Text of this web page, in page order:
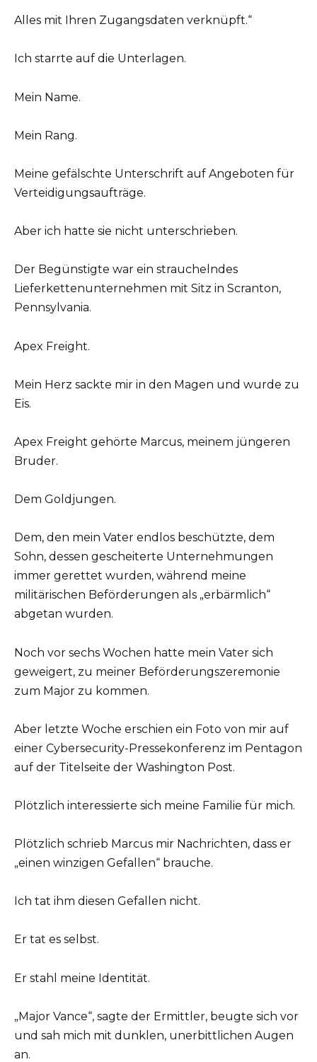
Alles mit Ihren Zugangsdaten verknüpft.“
Ich starrte auf die Unterlagen.
Mein Name.
Mein Rang.
Meine gefälschte Unterschrift auf Angeboten für
Verteidigungsaufträge.
Aber ich hatte sie nicht unterschrieben.
Der Begünstigte war ein strauchelndes
Lieferkettenunternehmen mit Sitz in Scranton,
Pennsylvania.
Apex Freight.
Mein Herz sackte mir in den Magen und wurde zu
Eis.
Apex Freight gehörte Marcus, meinem jüngeren
Bruder.
Dem Goldjungen.
Dem, den mein Vater endlos beschützte, dem
Sohn, dessen gescheiterte Unternehmungen
immer gerettet wurden, während meine
militärischen Beförderungen als „erbärmlich“
abgetan wurden.
Noch vor sechs Wochen hatte mein Vater sich
geweigert, zu meiner Beförderungszeremonie
zum Major zu kommen.
Aber letzte Woche erschien ein Foto von mir auf
einer Cybersecurity-Pressekonferenz im Pentagon
auf der Titelseite der Washington Post.
Plötzlich interessierte sich meine Familie für mich.
Plötzlich schrieb Marcus mir Nachrichten, dass er
„einen winzigen Gefallen“ brauche.
Ich tat ihm diesen Gefallen nicht.
Er tat es selbst.
Er stahl meine Identität.
„Major Vance“, sagte der Ermittler, beugte sich vor
und sah mich mit dunklen, unerbittlichen Augen
an.